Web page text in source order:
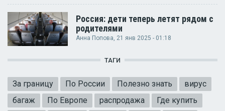
Россия: дети теперь летят рядом с
родителями
Анна Попова, 21 янв 2025 - 01:18
ТАГИ
За границу По России Полезно знать
вирус
багаж
По Европе распродажа
Где купить